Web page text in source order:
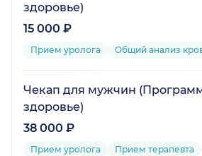
здоровье)
15 000 ₽
Прием уролога Общий анализ
Чекап для мужчин
здоровье)
38 000 ₽
Прием уролога Прием терапевта